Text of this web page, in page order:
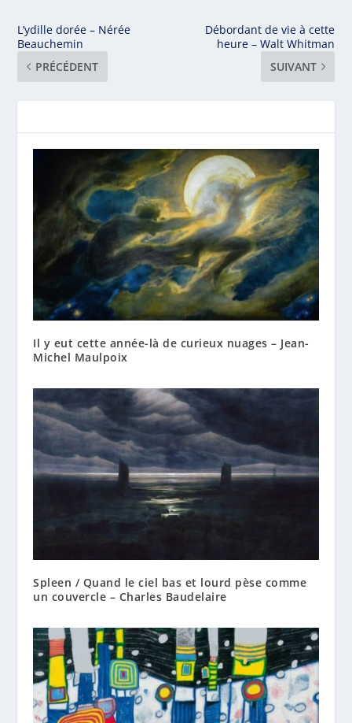
L’ydille dorée – Nérée
Beauchemin
PRÉCÉDENT
Débordant de vie à cette
heure – Walt Whitman
SUIVANT
Il y eut cette année-là de curieux nuages – Jean-
Michel Maulpoix
Spleen / Quand le ciel bas et lourd pèse comme
un couvercle – Charles Baudelaire